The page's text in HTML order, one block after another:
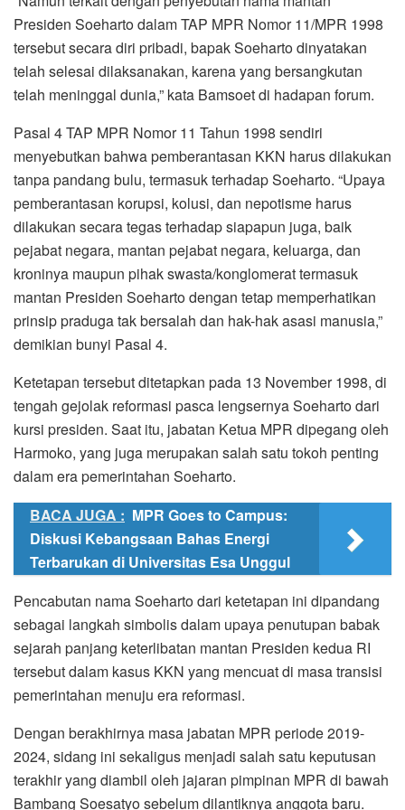
Presiden Soeharto dalam TAP MPR Nomor 11/MPR 1998
tersebut secara diri pribadi, bapak Soeharto dinyatakan
telah selesai dilaksanakan, karena yang bersangkutan
telah meninggal dunia,” kata Bamsoet di hadapan forum.
Pasal 4 TAP MPR Nomor 11 Tahun 1998 sendiri
menyebutkan bahwa pemberantasan KKN harus dilakukan
tanpa pandang bulu, termasuk terhadap Soeharto. “Upaya
pemberantasan korupsi, kolusi, dan nepotisme harus
dilakukan secara tegas terhadap siapapun juga, baik
pejabat negara, mantan pejabat negara, keluarga, dan
kroninya maupun pihak swasta/konglomerat termasuk
mantan Presiden Soeharto dengan tetap memperhatikan
prinsip praduga tak bersalah dan hak-hak asasi manusia,”
demikian bunyi Pasal 4.
Ketetapan tersebut ditetapkan pada 13 November 1998, di
tengah gejolak reformasi pasca lengsernya Soeharto dari
kursi presiden. Saat itu, jabatan Ketua MPR dipegang oleh
Harmoko, yang juga merupakan salah satu tokoh penting
dalam era pemerintahan Soeharto.
BACA JUGA : MPR Goes to Campus:
Diskusi Kebangsaan Bahas Energi
Terbarukan di Universitas Esa Unggul
Pencabutan nama Soeharto dari ketetapan ini dipandang
sebagai langkah simbolis dalam upaya penutupan babak
sejarah panjang keterlibatan mantan Presiden kedua RI
tersebut dalam kasus KKN yang mencuat di masa transisi
pemerintahan menuju era reformasi.
Dengan berakhirnya masa jabatan MPR periode 2019-
2024, sidang ini sekaligus menjadi salah satu keputusan
terakhir yang diambil oleh jajaran pimpinan MPR di bawah
Bambang Soesatyo sebelum dilantiknya anggota baru.